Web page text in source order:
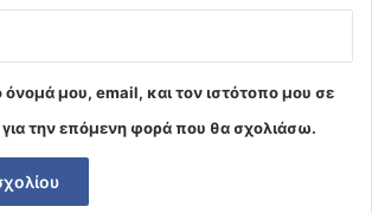
μου, email, και τον ιστότοπο μου σε
την επόμενη φορά που θα σχολιάσω.